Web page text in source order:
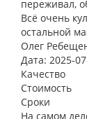
переживал,
Всё очень
остальной
Олег
Дата: 2025-
Качество
Стоимость
Сроки
На самом